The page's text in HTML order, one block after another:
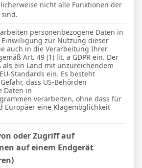
gleich mit einer
Raben haben in Jena den
gemacht. Deshalb hat
noch eine Woche länger
Uhr Union Berlin gegen
nicht alle Funktionen der
personenbezogene Daten in
zur Nutzung dieser
auch in die Verarbeitung Ihrer
Art. 49 (1) lit. a GDPR ein. Der
als ein Land mit unzureichendem
Standards ein. Es besteht
dass US-Behörden
Daten in
verarbeiten, ohne dass für
Europäer eine Klagemöglichkeit
Sie eine Liste der Zwecke des IAB
oder Zugriff auf
auf einem Endgerät